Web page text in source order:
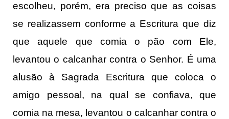
escolheu, porém, era preciso que as coisas
se realizassem conforme a Escritura que diz
que aquele que comia o pão com Ele,
levantou o calcanhar contra o Senhor. É uma
alusão à Sagrada Escritura que coloca o
amigo pessoal, na qual se confiava, que
comia na mesa, levantou o calcanhar contra o